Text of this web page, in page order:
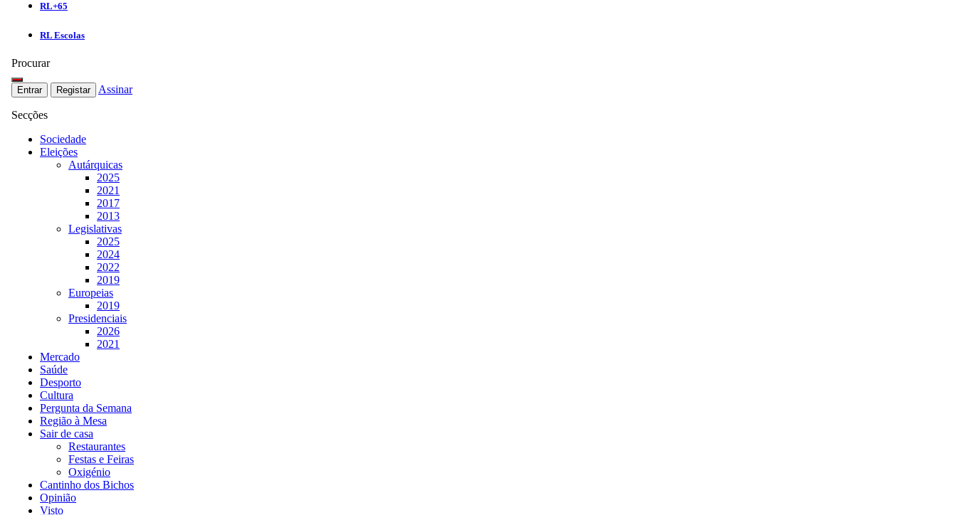
RL+65
RL Escolas
Procurar
Entrar Registar Assinar
Secções
Sociedade
Eleições
Autárquicas
2025
2021
2017
2013
Legislativas
2025
2024
2022
2019
Europeias
2019
Presidenciais
2026
2021
Mercado
Saúde
Desporto
Cultura
Pergunta da Semana
Região à Mesa
Sair de casa
Restaurantes
Festas e Feiras
Oxigénio
Cantinho dos Bichos
Opinião
Visto